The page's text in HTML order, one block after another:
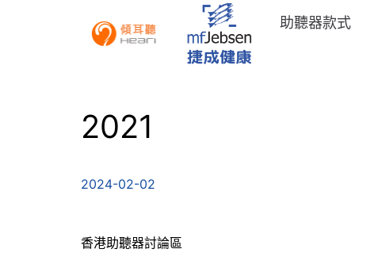
助聽器款式
2021
2024-02-02
香港助聽器討論區